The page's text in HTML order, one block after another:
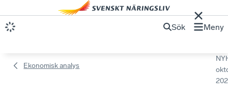
Sök Meny
Ekonomisk analys